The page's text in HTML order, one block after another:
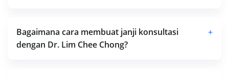
Bagaimana cara membuat janji konsultasi
dengan Dr. Lim Chee Chong?
+